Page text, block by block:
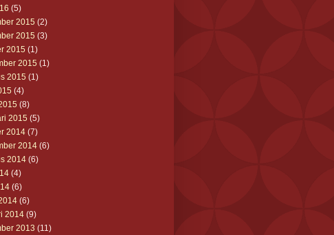
(5)
2015 (2)
2015 (3)
2015 (1)
2015 (1)
2015 (1)
(4)
(8)
2015 (5)
2014 (7)
2014 (6)
2014 (6)
(4)
(6)
(6)
2014 (9)
2013 (11)